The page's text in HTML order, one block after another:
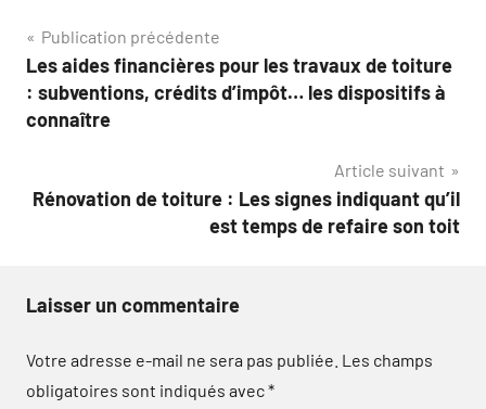
Navigation
de
l’article
Publication précédente
Les aides financières pour les travaux de toiture
: subventions, crédits d’impôt… les dispositifs à
connaître
Article suivant
Rénovation de toiture : Les signes indiquant qu’il
est temps de refaire son toit
Laisser un commentaire
Votre adresse e-mail ne sera pas publiée. Les champs
obligatoires sont indiqués avec*